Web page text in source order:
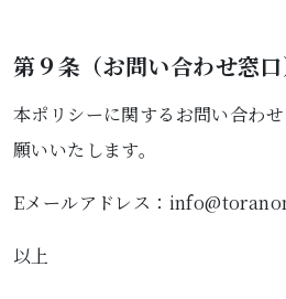
第９条（お問い合わせ窓口
本ポリシーに関するお問い合わ
願いいたします。
Eメールアドレス：
以上